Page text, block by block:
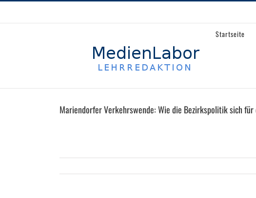
Startseite
Mariendorfer Verkehrswende: Wie die Bezirkspolitik sich